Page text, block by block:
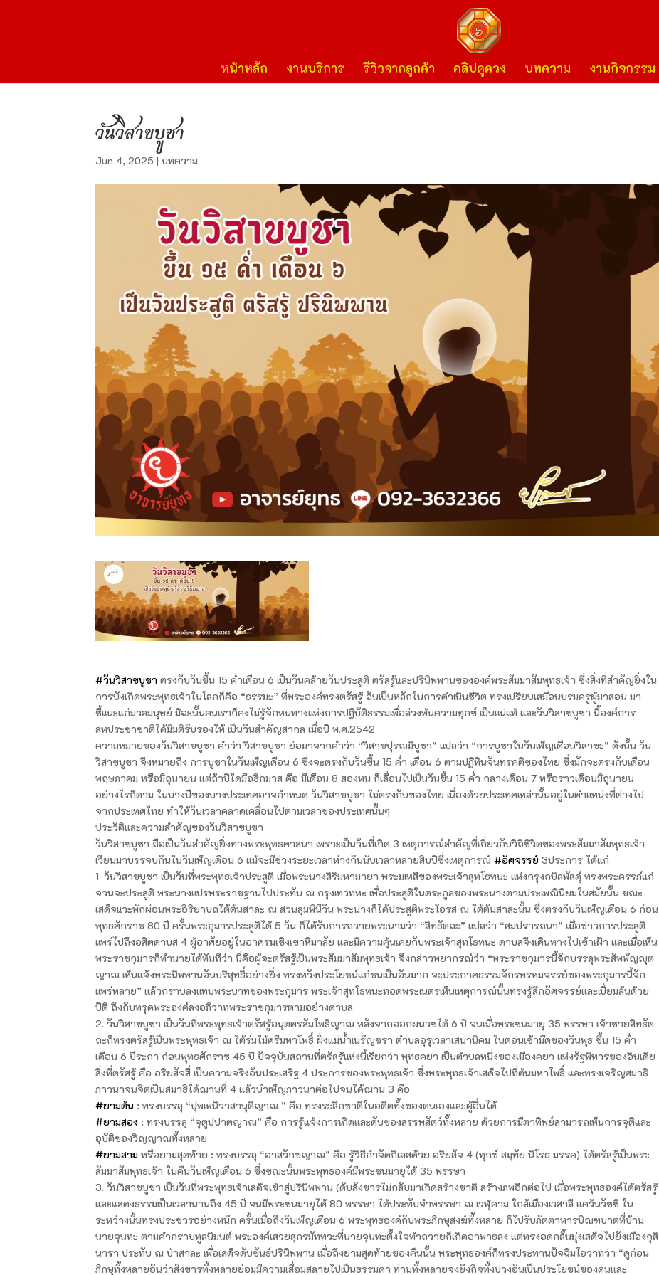
หน้าหลัก งานบริการ รีวิวจากลูกค้า คลิปดูดวง บทความ งานกิจกรรม
วันวิสาขบูชา
Jun 4, 2025 |บทความ
#วันวิสาขบูชา ตรงกับวันขึ้น 15 ค่ำเดือน 6 เป็นวันคล้ายวันประสูติ ตรัสรู้และปรินิพพานขององค์พระสัมมาสัมพุทธเจ้า ซึ่งสิ่งที่สำคัญยิ่งใน
การบังเกิดพระพุทธเจ้าในโลกก็คือ “ธรรมะ” ที่พระองค์ทรงตรัสรู้ อันเป็นหลักในการดำเนินชีวิต ทรงเปรียบเสมือนบรมครูผู้มาสอน มา
ชี้แนะแก่มวลมนุษย์ มิฉะนั้นคนเราก็คงไม่รู้จักหนทางแห่งการปฏิบัติธรรมเพื่อล่วงพ้นความทุกข์ เป็นแน่แท้ และวันวิสาขบูชา นี้องค์การ
สหประชาชาติได้มีมติรับรองให้ เป็นวันสำคัญสากล เมื่อปี พ.ศ.2542
ความหมายของวันวิสาขบูชา คำว่า วิสาขบูชา ย่อมาจากคำว่า “วิสาขปุรณมีบูชา” แปลว่า “การบูชาในวันเพ็ญเดือนวิสาขะ” ดังนั้น วัน
วิสาขบูชา จึงหมายถึง การบูชาในวันเพ็ญเดือน 6 ซึ่งจะตรงกับวันขึ้น 15 ค่ำ เดือน 6 ตามปฏิทินจันทรคติของไทย ซึ่งมักจะตรงกับเดือน
พฤษภาคม หรือมิถุนายน แต่ถ้าปีใดมีอธิกมาส คือ มีเดือน 8 สองหน ก็เลื่อนไปเป็นวันขึ้น 15 ค่ำ กลางเดือน 7 หรือราวเดือนมิถุนายน
อย่างไรก็ตาม ในบางปีของบางประเทศอาจกำหนด วันวิสาขบูชา ไม่ตรงกับของไทย เนื่องด้วยประเทศเหล่านั้นอยู่ในตำแหน่งที่ต่างไป
จากประเทศไทย ทำให้วันเวลาคลาดเคลื่อนไปตามเวลาของประเทศนั้นๆ
ประวัติและความสำคัญของวันวิสาขบูชา
วันวิสาขบูชา ถือเป็นวันสำคัญยิ่งทางพระพุทธศาสนา เพราะเป็นวันที่เกิด 3 เหตุการณ์สำคัญที่เกี่ยวกับวิถีชีวิตของพระสัมมาสัมพุทธเจ้า
เวียนมาบรรจบกันในวันเพ็ญเดือน 6 แม้จะมีช่วงระยะเวลาห่างกันนับเวลาหลายสิบปีซึ่งเหตุการณ์#อัศจรรย์ 3ประการ ได้แก่
1. วันวิสาขบูชา เป็นวันที่พระพุทธเจ้าประสูติ เมื่อพระนางสิริมหามายา พระมเหสีของพระเจ้าสุทโธทนะ แห่งกรุงกบิลพัสดุ์ ทรงพระครรภ์แก่
จวนจะประสูติ พระนางแปรพระราชฐานไปประทับ ณ กรุงเทวทหะ เพื่อประสูติในตระกูลของพระนางตามประเพณีนิยมในสมัยนั้น ขณะ
เสด็จแวะพักผ่อนพระอิริยาบถใต้ต้นสาละ ณ สวนลุมพินีวัน พระนางก็ได้ประสูติพระโอรส ณ ใต้ต้นสาละนั้น ซึ่งตรงกับวันเพ็ญเดือน 6 ก่อน
พุทธศักราช 80 ปี ครั้นพระกุมารประสูติได้ 5 วัน ก็ได้รับการถวายพระนามว่า “สิทธัตถะ” แปลว่า “สมปรารถนา” เมื่อข่าวการประสูติ
แพร่ไปถึงอสิตดาบส 4 ผู้อาศัยอยู่ในอาศรมเชิงเขาหิมาลัย และมีความคุ้นเคยกับพระเจ้าสุทโธทนะ ดาบสจึงเดินทางไปเข้าเฝ้า และเมื่อเห็น
พระราชกุมารก็ทำนายได้ทันทีว่า นี่คือผู้จะตรัสรู้เป็นพระสัมมาสัมพุทธเจ้า จึงกล่าวพยากรณ์ว่า “พระราชกุมารนี้จักบรรลุพระสัพพัญญุต
ญาณ เห็นแจ้งพระนิพพานอันบริสุทธิ์อย่างยิ่ง ทรงหวังประโยชน์แก่ชนเป็นอันมาก จะประกาศธรรมจักรพรหมจรรย์ของพระกุมารนี้จัก
แพร่หลาย” แล้วกราบลงแทบพระบาทของพระกุมาร พระเจ้าสุทโธทนะทอดพระเนตรเห็นเหตุการณ์นั้นทรงรู้สึกอัศจรรย์และเปี่ยมล้นด้วย
ปีติ ถึงกับทรุดพระองค์ลงอภิวาทพระราชกุมารตามอย่างดาบส
2. วันวิสาขบูชา เป็นวันที่พระพุทธเจ้าตรัสรู้อนุตตรสัมโพธิญาณ หลังจากออกผนวชได้ 6 ปี จนเมื่อพระชนมายุ 35 พรรษา เจ้าชายสิทธัต
ถะก็ทรงตรัสรู้เป็นพระพุทธเจ้า ณ ใต้ร่มไม้ศรีมหาโพธิ์ ฝั่งแม่น้ำเนรัญชรา ตำบลอุรุเวลาเสนานิคม ในตอนเช้ามืดของวันพุธ ขึ้น 15 ค่ำ
เดือน 6 ปีระกา ก่อนพุทธศักราช 45 ปี ปัจจุบันสถานที่ตรัสรู้แห่งนี้เรียกว่า พุทธคยา เป็นตำบลหนึ่งของเมืองคยา แห่งรัฐพิหารของอินเดีย
สิ่งที่ตรัสรู้ คือ อริยสัจสี่ เป็นความจริงอันประเสริฐ 4 ประการของพระพุทธเจ้า ซึ่งพระพุทธเจ้าเสด็จไปที่ต้นมหาโพธิ์ และทรงเจริญสมาธิ
ภาวนาจนจิตเป็นสมาธิได้ฌานที่ 4 แล้วบำเพ็ญภาวนาต่อไปจนได้ฌาน 3 คือ
#ยามต้น : ทรงบรรลุ “ปุพเพนิวาสานุติญาณ ” คือ ทรงระลึกชาติในอดีตทั้งของตนเองและผู้อื่นได้
#ยามสอง : ทรงบรรลุ “จุตูปปาตญาณ” คือ การรู้แจ้งการเกิดและดับของสรรพสัตว์ทั้งหลาย ด้วยการมีตาทิพย์สามารถเห็นการจุติและ
อุบัติของวิญญาณทั้งหลาย
#ยามสาม หรือยามสุดท้าย : ทรงบรรลุ “อาสวักขญาณ” คือ รู้วิธีกำจัดกิเลสด้วย อริยสัจ 4 (ทุกข์ สมุทัย นิโรธ มรรค) ได้ตรัสรู้เป็นพระ
สัมมาสัมพุทธเจ้า ในคืนวันเพ็ญเดือน 6 ซึ่งขณะนั้นพระพุทธองค์มีพระชนมายุได้ 35 พรรษา
3. วันวิสาขบูชา เป็นวันที่พระพุทธเจ้าเสด็จเข้าสู่ปรินิพพาน (ดับสังขารไม่กลับมาเกิดสร้างชาติ สร้างภพอีกต่อไป เมื่อพระพุทธองค์ได้ตรัสรู้
และแสดงธรรมเป็นเวลานานถึง 45 ปี จนมีพระชนมายุได้ 80 พรรษา ได้ประทับจำพรรษา ณ เวฬุคาม ใกล้เมืองเวสาลี แคว้นวัชชี ใน
ระหว่างนั้นทรงประชวรอย่างหนัก ครั้นเมื่อถึงวันเพ็ญเดือน 6 พระพุทธองค์กับพระภิกษุสงฆ์ทั้งหลาย ก็ไปรับภัตตาหารบิณฑบาตที่บ้าน
นายจุนทะ ตามคำกราบทูลนิมนต์ พระองค์เสวยสุกรมัททวะที่นายจุนทะตั้งใจทำถวายก็เกิดอาพาธลง แต่ทรงอดกลั้นมุ่งเสด็จไปยังเมืองกุสิ
นารา ประทับ ณ ป่าสาละ เพื่อเสด็จดับขันธ์ปรินิพพาน เมื่อถึงยามสุดท้ายของคืนนั้น พระพุทธองค์ก็ทรงประทานปัจฉิมโอวาทว่า “ดูก่อน
ภิกษุทั้งหลายอันว่าสังขารทั้งหลายย่อมมีความเสื่อมสลายไปเป็นธรรมดา ท่านทั้งหลายจงยังกิจทั้งปวงอันเป็นประโยชน์ของตนและ